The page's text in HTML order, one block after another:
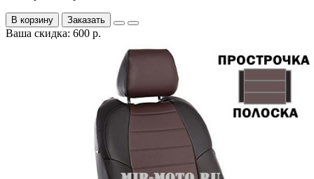
В корзину Заказать
Ваша скидка: 600 р.